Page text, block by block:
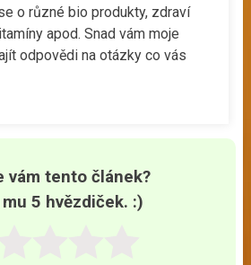
o různé bio produkty, zdraví
apod. Snad vám moje
odpovědi na otázky co vás
vám tento článek?
5 hvězdiček. :)